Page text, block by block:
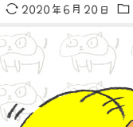
2020年6月20日